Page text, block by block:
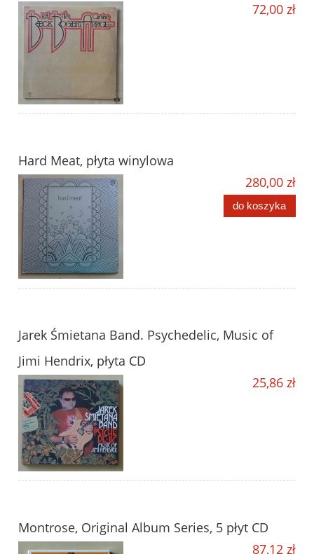
72,00 zł
Hard Meat, płyta winylowa
280,00 zł
do koszyka
Jarek Śmietana Band. Psychedelic, Music of
Jimi Hendrix, płyta CD
25,86 zł
Montrose, Original Album Series, 5 płyt CD
87,12 zł